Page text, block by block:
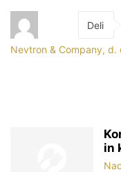
Nevtron & Company, d.
in